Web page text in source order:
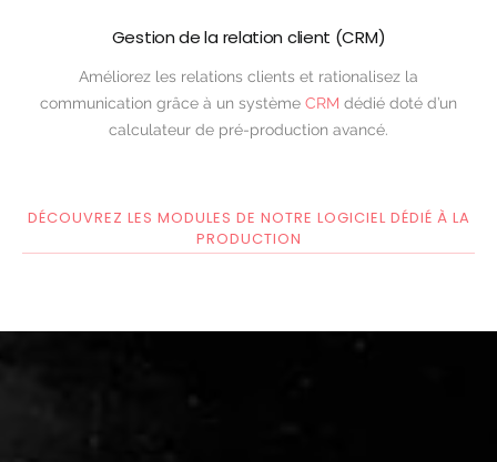
Gestion de la relation client (CRM)
Améliorez les relations clients et rationalisez la
communication grâce à un système CRM dédié doté d’un
calculateur de pré-production avancé.
DÉCOUVREZ LES MODULES DE NOTRE LOGICIEL DÉDIÉ À LA
PRODUCTION